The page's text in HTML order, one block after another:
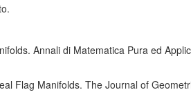
Annali di Matematica Pura ed
Flag Manifolds. The Journal of